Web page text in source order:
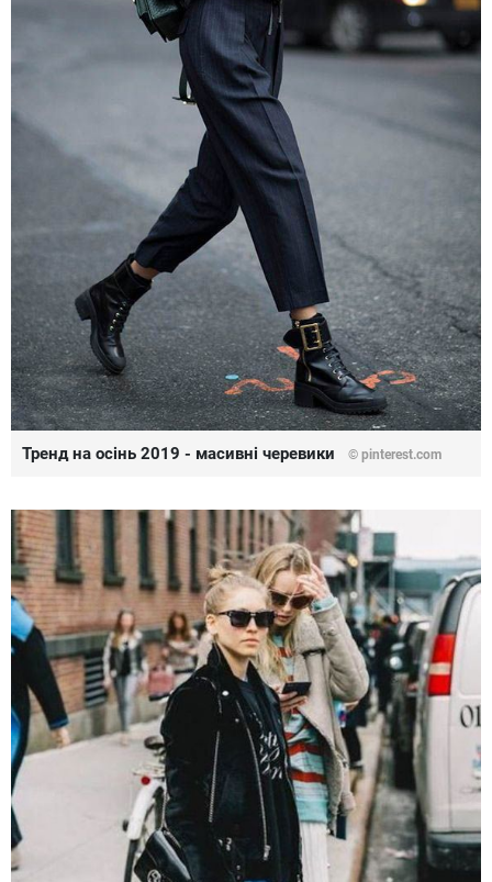
Тренд на осінь 2019 - масивні черевики © pinterest.com